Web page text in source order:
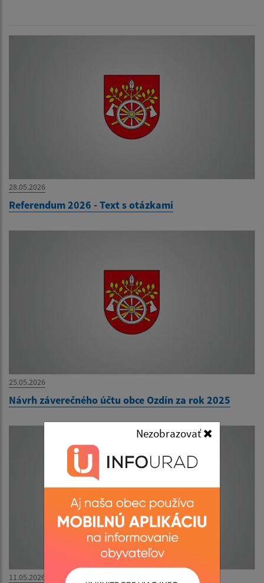
Nezobrazovať
28.05.2026
Referendum 2026 - Text s otázkami
25.05.2026
Návrh záverečného účtu obce Ozdín za rok 2025
11.05.2026